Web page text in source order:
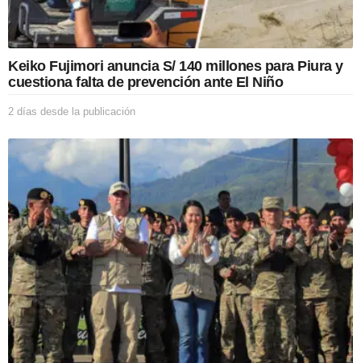
Keiko Fujimori anuncia S/ 140 millones para Piura y
cuestiona falta de prevención ante El Niño
2 días desde la publicación
í
a
d
e
s
d
p
u
b
l
i